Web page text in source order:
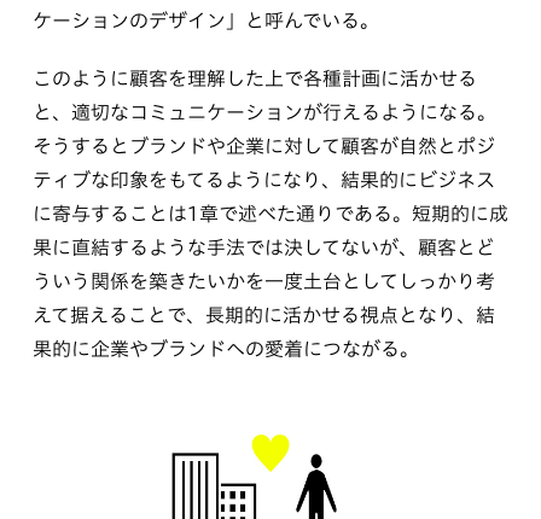
ケーションのデザイン」と呼んでいる。
このように顧客を理解した上で各種計画に活かせる
と、適切なコミュニケーションが行えるようになる。
そうするとブランドや企業に対して顧客が自然とポジ
ティブな印象をもてるようになり、結果的にビジネス
に寄与することは1章で述べた通りである。短期的に成
果に直結するような手法では決してないが、顧客とど
ういう関係を築きたいかを一度土台としてしっかり考
えて据えることで、長期的に活かせる視点となり、結
果的に企業やブランドへの愛着につながる。